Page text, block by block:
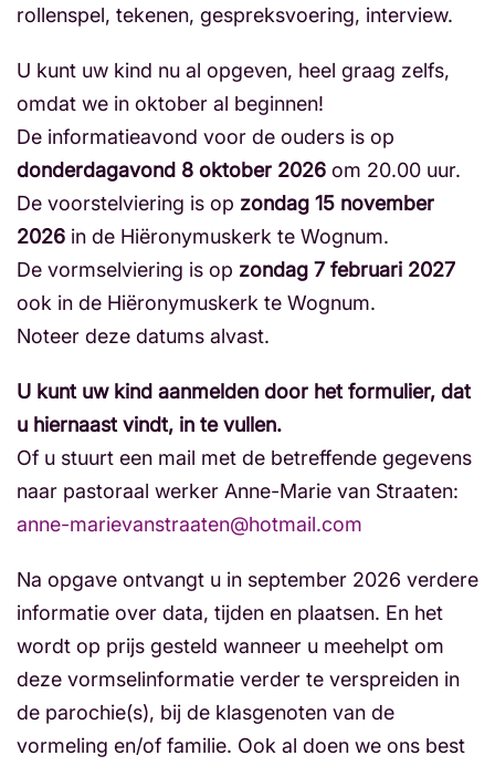
rollenspel, tekenen, gespreksvoering, interview.
U kunt uw kind nu al opgeven, heel graag zelfs,
omdat we in oktober al beginnen!
De informatieavond voor de ouders is op
donderdagavond 8 oktober 2026 om 20.00 uur.
De voorstelviering is op zondag 15 november
2026 in de Hiëronymuskerk te Wognum.
De vormselviering is op zondag 7 februari 2027
ook in de Hiëronymuskerk te Wognum.
Noteer deze datums alvast.
U kunt uw kind aanmelden door het formulier, dat
u hiernaast vindt, in te vullen.
Of u stuurt een mail met de betreffende gegevens
naar pastoraal werker Anne-Marie van Straaten:
anne-marievanstraaten@hotmail.com
Na opgave ontvangt u in september 2026 verdere
informatie over data, tijden en plaatsen. En het
wordt op prijs gesteld wanneer u meehelpt om
deze vormselinformatie verder te verspreiden in
de parochie(s), bij de klasgenoten van de
vormeling en/of familie. Ook al doen we ons best